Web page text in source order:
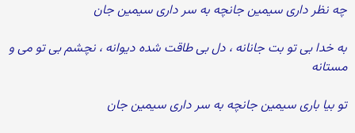
چه نظر داری سیمین جانچه به سر داری سیمین جان
به خدا بی تو بت جانانه ، دل بی طاقت شده دیوانه ، نچشم بی تو می و
مستانه
تو بیا باری سیمین جانچه به سر داری سیمین جان